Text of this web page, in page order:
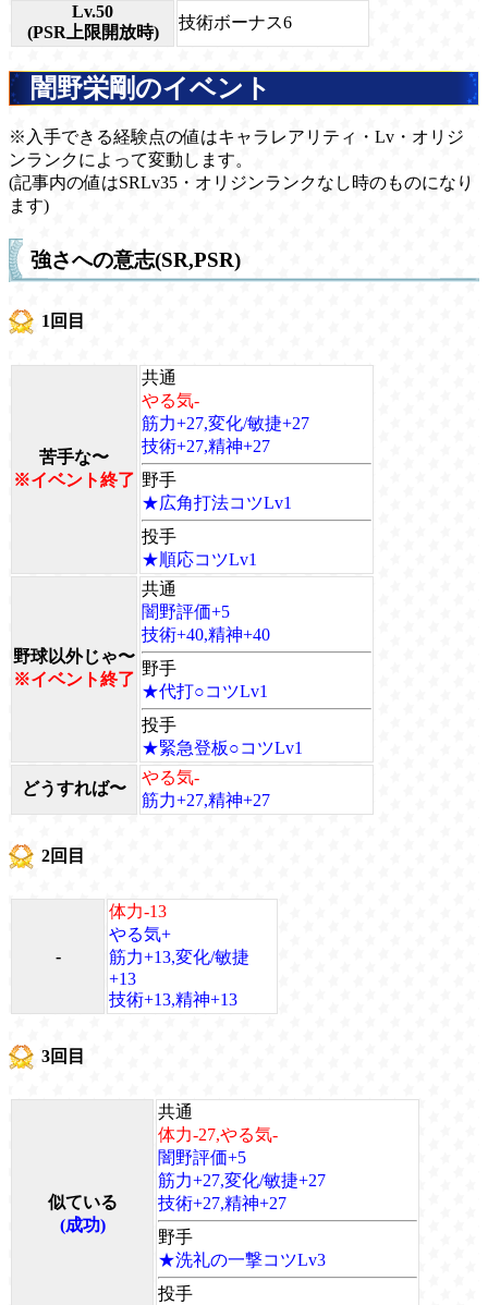
Lv.50
(PSR上限開放時)
技術ボーナス6
闇野栄剛のイベント
※入手できる経験点の値はキャラレアリティ・Lv・オリジ
ンランクによって変動します。
(記事内の値はSRLv35・オリジンランクなし時のものになり
ます)
強さへの意志(SR,PSR)
1回目
苦手な〜
※イベント終了
共通
やる気-
筋力+27,変化/敏捷+27
技術+27,精神+27
野手
★広角打法コツLv1
投手
★順応コツLv1
野球以外じゃ〜
※イベント終了
共通
闇野評価+5
技術+40,精神+40
野手
★代打○コツLv1
投手
★緊急登板○コツLv1
どうすれば〜
やる気-
筋力+27,精神+27
2回目
-
体力-13
やる気+
筋力+13,変化/敏捷
+13
技術+13,精神+13
3回目
似ている
(成功)
共通
体力-27,やる気-
闇野評価+5
筋力+27,変化/敏捷+27
技術+27,精神+27
野手
★洗礼の一撃コツLv3
投手